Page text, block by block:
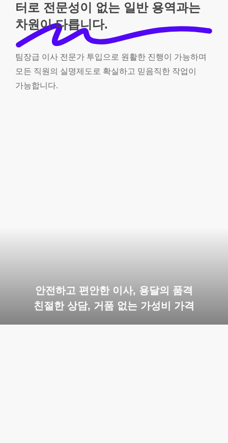
터로 전문성이 없는 일반 용역과는
차원이 다릅니다.
팀장급 이사 전문가 투입으로 원활한 진행이
가능하며
모든 직원의 실명제도로 확실하고 믿음직한 작업이
가능합니다.
안전하고 편안한 이사, 용달의 품격
친절한 상담, 거품 없는 가성비 가격